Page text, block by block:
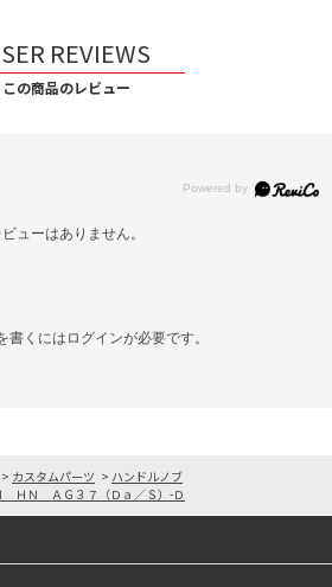
REVIEWS
この商品のレビュー
ビューはありません。
書くには ログインが必要です。
> カスタムパーツ > ハンドルノブ
ＨＮ ＡＧ３７（Ｄａ／Ｓ）-Ｄ